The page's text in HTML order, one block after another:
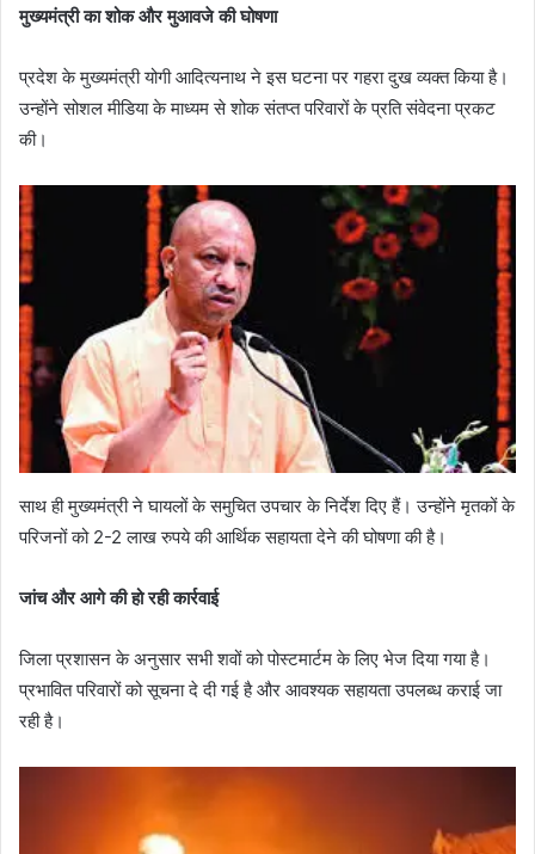
मुख्यमंत्री का शोक और मुआवजे की घोषणा
प्रदेश के मुख्यमंत्री योगी आदित्यनाथ ने इस घटना पर गहरा दुख व्यक्त किया है।
उन्होंने सोशल मीडिया के माध्यम से शोक संतप्त परिवारों के प्रति संवेदना प्रकट
की।
साथ ही मुख्यमंत्री ने घायलों के समुचित उपचार के निर्देश दिए हैं। उन्होंने मृतकों के
परिजनों को 2-2 लाख रुपये की आर्थिक सहायता देने की घोषणा की है।
जांच और आगे की हो रही कार्रवाई
जिला प्रशासन के अनुसार सभी शवों को पोस्टमार्टम के लिए भेज दिया गया है।
प्रभावित परिवारों को सूचना दे दी गई है और आवश्यक सहायता उपलब्ध कराई जा
रही है।